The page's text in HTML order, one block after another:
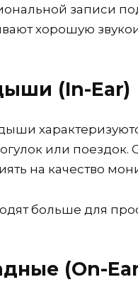
записи
хорошую
(In-Ear)
или поездок.
на качество
больше для
(On-